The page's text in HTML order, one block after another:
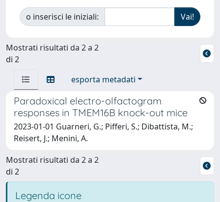
o inserisci le iniziali:
Mostrati risultati da 2 a 2
di 2
esporta metadati
Paradoxical electro-olfactogram
responses in TMEM16B knock-out mice
2023-01-01 Guarneri, G.; Pifferi, S.; Dibattista, M.;
Reisert, J.; Menini, A.
Mostrati risultati da 2 a 2
di 2
Legenda icone